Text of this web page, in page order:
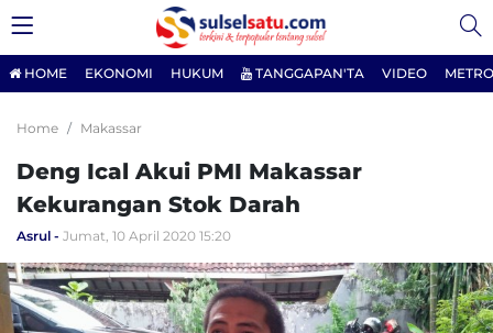
HOME EKONOMI HUKUM TANGGAPAN'TA VIDEO
Home Makassar
Deng Ical Akui PMI Makassar
Kekurangan Stok Darah
Asrul Jumat, 10 April 2020 15:20